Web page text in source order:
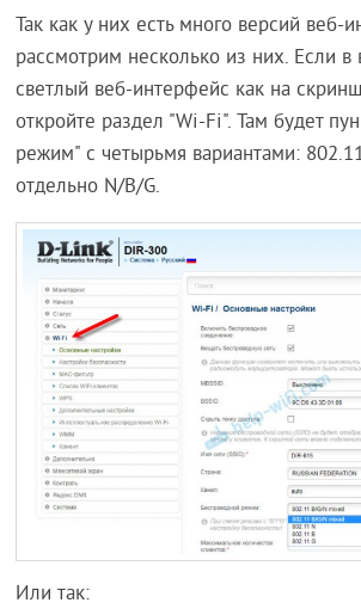
Так как у них есть много версий веб-
рассмотрим несколько из них. Если
светлый веб-интерфейс как на
откройте раздел "Wi-Fi". Там будет
режим" с четырьмя вариантами:
отдельно N/B/G.
Или так: